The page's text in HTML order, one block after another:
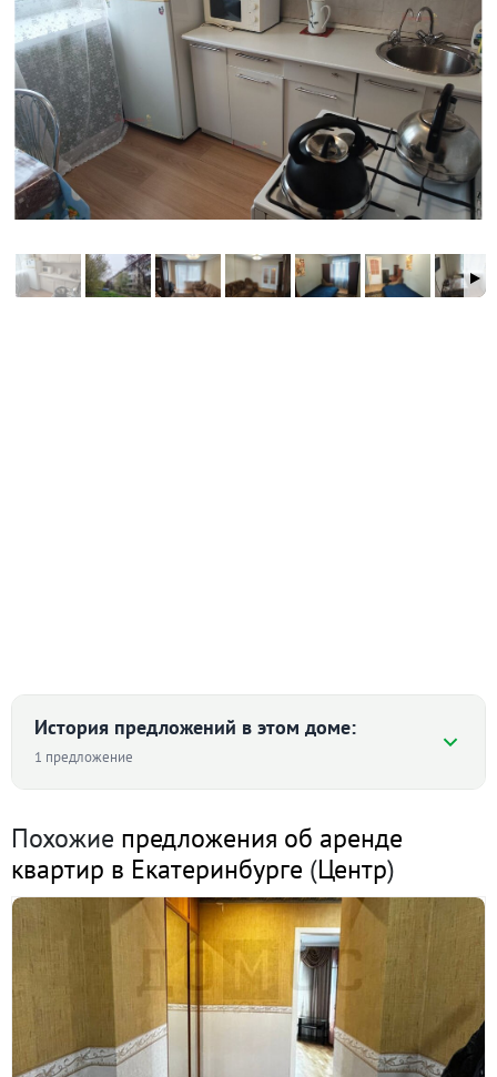
История предложений в этом доме:
1 предложение
1-к квартира · 30 м² · 2/9 этаж
16 января 2021
90 дн.
Похожие предложения об аренде
квартир в Екатеринбурге (Центр)